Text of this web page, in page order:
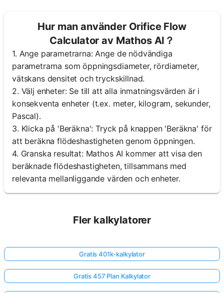
Hur man använder Orifice Flow
Calculator av Mathos AI？
1. Ange parametrarna: Ange de nödvändiga
parametrarna som öppningsdiameter, rördiameter,
vätskans densitet och tryckskillnad.
2. Välj enheter: Se till att alla inmatningsvärden är i
konsekventa enheter (t.ex. meter, kilogram, sekunder,
Pascal).
3. Klicka på 'Beräkna': Tryck på knappen 'Beräkna' för
att beräkna flödeshastigheten genom öppningen.
4. Granska resultat: Mathos AI kommer att visa den
beräknade flödeshastigheten, tillsammans med
relevanta mellanliggande värden och enheter.
Fler kalkylatorer
Gratis 401k-kalkylator
Gratis 457 Plan Kalkylator